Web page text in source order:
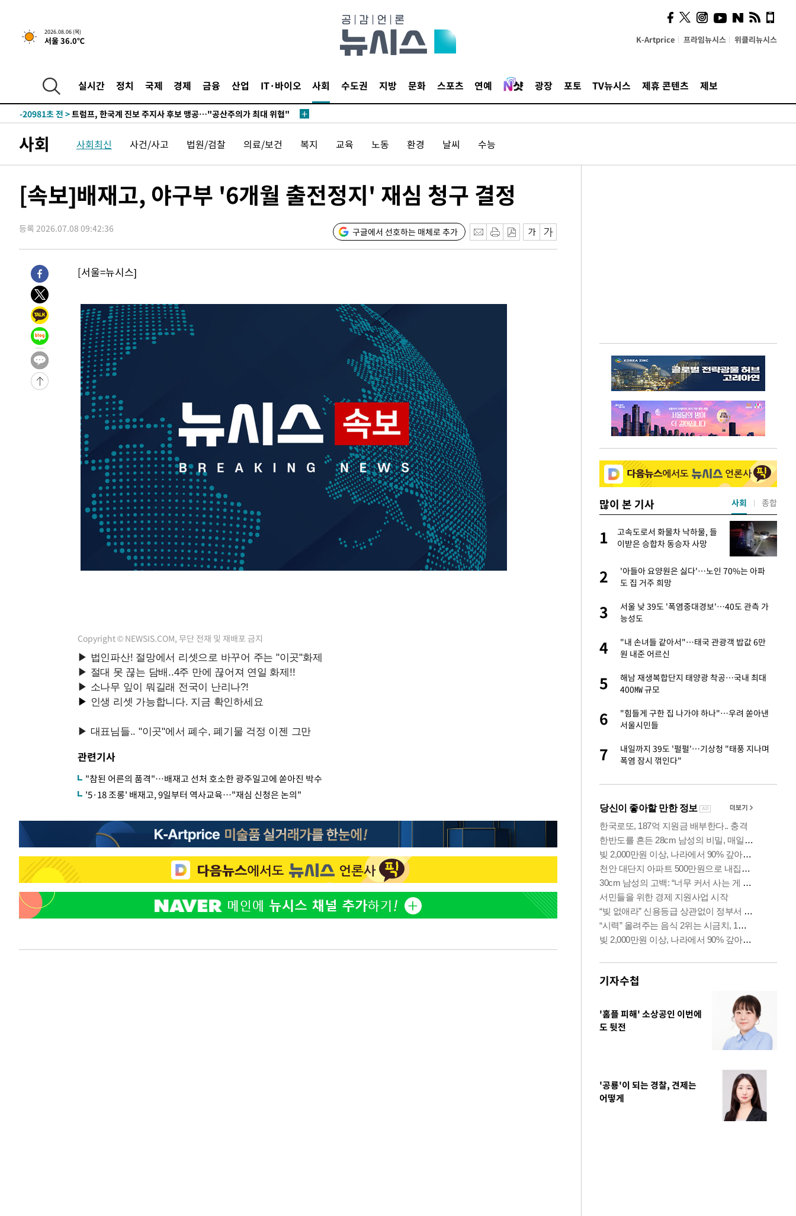
2026.08.06 (목)
서울 36.0℃ K-Artprice 프라임뉴시스 위클리뉴시스
실시간 정치 국제 경제 금융 산업 IT·바이오 사회 수도권 지방 문화 스포츠 연예 광장 포토 TV뉴시스 제휴 콘텐츠 제보
5시간 전 >[속보] "이란-오만, 호르무즈 해협 통행 항로 합의" 이란 외무부 대변인
-31698초 전 >"여기 떨어졌다"…다누리, 스페이스X 로켓 달 충돌 흔적 포착
-21344초 전 >
내일까지 39도 '펄펄'…기상청 "태풍 지나며 폭염 잠시 꺾인다"
-20981초 전 >
-20959초 전 >"美간섭에 합의 지연"…트럼프, '이란 호르무즈 통제권' 수용할까
-16176초 전 > [속보]경찰, '홍명보 선임 논란' 대한축구협회·축구회관 등 압수수
-15563초 전 >[속보]산업장관 "美무역법 제301조 과잉생산 결과 발표 8월 중 예
-14628초 전 >
[속보]전남광주 초대 시민추천 부시장에 백승주·윤난실
-10756초 전 >[속보]코스닥, 2.15포인트(0.27%) 내린 797.44 출발
-10739초 전 >[속보]코스피, 119.51포인트(1.81%) 내린 6478.75 개장
-7186초 전 >
-7137초 전 >
서울 낮 39도 '폭염중대경보'…40도 관측 가능성도
-4499초 전 >
55분 전 >
[속보] 호르무즈 해협 이란-오만 협상 기대속 뉴욕증시 혼조 마감 다우
0.49%↑
1시간 전 >
[속보] 이란 대통령 "지금 최고지도자와 소통하기가 매우 어려워" 취임
3년 인터뷰
5시간 전 >
[속보] "이란-오만, 호르무즈 해협 통행 항로 합의" 이란 외무부 대변인
-31698초 전 >
"여기 떨어졌다"…다누리, 스페이스X 로켓 달 충돌 흔적 포착
-28743초 전 >
손흥민, 5경기 연속골 실패…LAFC는 승부차기 끝 과달라하라 격파
내일까지 39도 '펄펄'…기상청 "태풍 지나며 폭염 잠시 꺾인다"
트럼프, 한국계 진보 주지사 후보 맹공…"공산주의가 최대 위협"
"美간섭에 합의 지연"…트럼프, '이란 호르무즈 통제권' 수용할까
[속보]산업장관 "李정부, 원전 반대 안해…안정 전력 위해 불가피"
[속보]경찰, '홍명보 선임 논란' 대한축구협회·축구회관 등 압수수
[속보]산업장관 "美무역법 제301조 과잉생산 결과 발표 8월 중 예
[속보]코스피 매도사이드카 발동…4%대 급락
[속보]전남광주 초대 시민추천 부시장에 백승주·윤난실
서울 열대야 15일째 지속…비공식 '초열대야' 30도 넘어
[속보]코스닥, 2.15포인트(0.27%) 내린 797.44 출발
[속보]코스피, 119.51포인트(1.81%) 내린 6478.75 개장
[속보] 이란 대통령 "지금 최고지도자와 소통하기가 매우 어려워" 취임
[속보] "이란-오만, 호르무즈 해협 통행 항로 합의" 이란 외무부 대변인
사회 사회최신 사건/사고 법원/검찰 의료/보건 복지 교육 노동 환경 날씨 수능
[속보]배재고, 야구부 '6개월 출전정지' 재심 청구 결정
등록 2026.07.08 09:42:36 구글에서 선호하는 매체로 추가
[서울=뉴시스]
Copyright © NEWSIS.COM, 무단 전재 및 재배포 금지
관련기사
"참된 어른의 품격"…배재고 선처 호소한 광주일고에 쏟아진 박수
'5·18 조롱' 배재고, 9일부터 역사교육…"재심 신청은 논의"
많이 본 기사
1
황기순 "원정 도박으로 전 재
산 잃고 필리핀 도피"
2
정보석 "황정음 전 남편 서글서글한 인상이
1
고속도로서 화물차 낙하물, 들
이받은 승합차 동승자 사망
2
'아들아 요양원은 싫다'…노인 70%는 아파
도 집 거주 희망
3
서울 낮 39도 '폭염중대경보'…40도 관측 가
능성도
4
"내 손녀들 같아서"…태국 관광객 밥값 6만
원 내준 어르신
5
해남 재생복합단지 태양광 착공…국내 최대
400㎿ 규모
6
"힘들게 구한 집 나가야 하나"…우려 쏟아낸
서울시민들
7
내일까지 39도 '펄펄'…기상청 "태풍 지나며
폭염 잠시 꺾인다"
사회 종합
기자수첩
'홈플 피해' 소상공인 이번에
도 뒷전
'공룡'이 되는 경찰, 견제는
어떻게